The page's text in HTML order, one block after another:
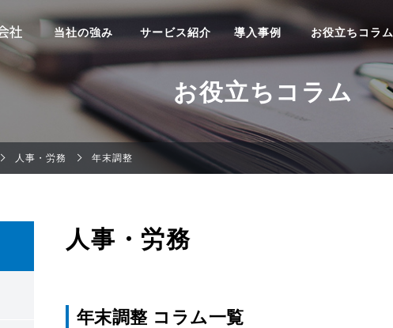
当社の強み サービス紹介 導入事例 お役立ちコラム
お役立ちコラム
人事・労務 年末調整
人事・労務
年末調整 コラム一覧